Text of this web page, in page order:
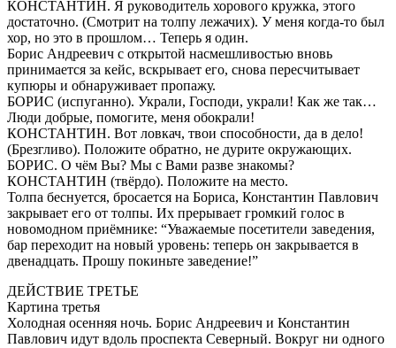
КОНСТАНТИН. Я руководитель хорового кружка, этого
достаточно. (Смотрит на толпу лежачих). У меня когда-то был
хор, но это в прошлом… Теперь я один.
Борис Андреевич с открытой насмешливостью вновь
принимается за кейс, вскрывает его, снова пересчитывает
купюры и обнаруживает пропажу.
БОРИС (испуганно). Украли, Господи, украли! Как же так…
Люди добрые, помогите, меня обокрали!
КОНСТАНТИН. Вот ловкач, твои способности, да в дело!
(Брезгливо). Положите обратно, не дурите окружающих.
БОРИС. О чём Вы? Мы с Вами разве знакомы?
КОНСТАНТИН (твёрдо). Положите на место.
Толпа беснуется, бросается на Бориса, Константин Павлович
закрывает его от толпы. Их прерывает громкий голос в
новомодном приёмнике: “Уважаемые посетители заведения,
бар переходит на новый уровень: теперь он закрывается в
двенадцать. Прошу покиньте заведение!”
ДЕЙСТВИЕ ТРЕТЬЕ
Картина третья
Холодная осенняя ночь. Борис Андреевич и Константин
Павлович идут вдоль проспекта Северный. Вокруг ни одного